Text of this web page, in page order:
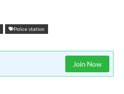
Police station
Join Now